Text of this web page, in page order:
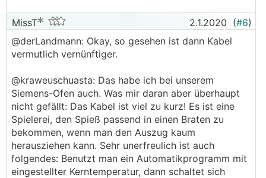
MissT 2.1.2020 (#6)
@­derLandmann: Okay, so gesehen ist dann Kabel
vermutlich vernünftiger.
@kraweuschuasta: Das habe ich bei unserem
Siemens-Ofen auch. Was mir daran aber überhaupt
nicht gefällt: Das Kabel ist viel zu kurz! Es ist eine
Spielerei, den Spieß passend in einen Braten zu
bekommen, wenn man den Auszug kaum
herausziehen kann. Sehr unerfreulich ist auch
folgendes: Benutzt man ein Automatikprogramm mit
eingestellter Kerntemperatur, dann schaltet sich